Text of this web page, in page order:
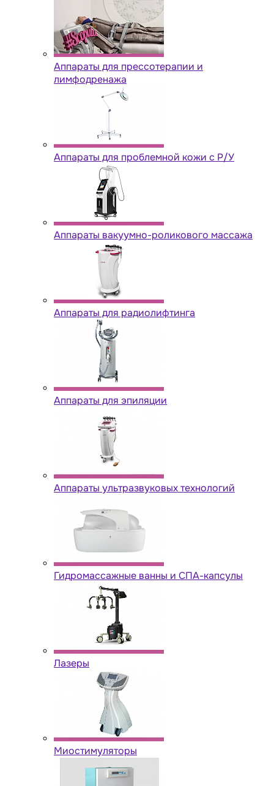
Аппараты для прессотерапии и
лимфодренажа
Аппараты для проблемной кожи с Р/У
Аппараты вакуумно-роликового массажа
Аппараты для радиолифтинга
Аппараты для эпиляции
Аппараты ультразвуковых технологий
Гидромассажные ванны и СПА-капсулы
Лазеры
Миостимуляторы